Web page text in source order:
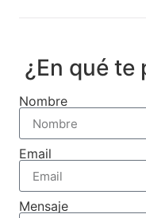
¿En qué te
Nombre
Email
Mensaje